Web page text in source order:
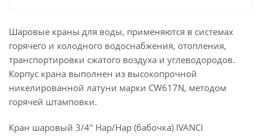
Шаровые краны для воды, применяются в системах
горячего и холодного водоснабжения, отопления,
транспортировки сжатого воздуха и углеводородов.
Корпус крана выполнен из высокопрочной
никелированной латуни марки CW617N, методом
горячей штамповки.
Кран шаровый 3/4" Нар/Нар (бабочка) IVANCI